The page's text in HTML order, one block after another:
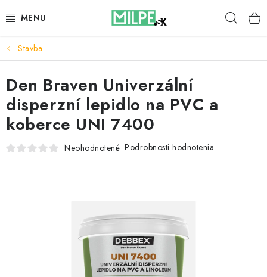
na
STREŠNÉ OKNÁ
PODKROVNÉ SCHODY
DOM A ZÁHRADA
STAVBA
Reklamace a vrácení zboží
Zásady používania súborov cookie
Stavba
Den Braven Univerzální
disperzní lepidlo na PVC a
koberce UNI 7400
Neohodnotené Podrobnosti hodnotenia